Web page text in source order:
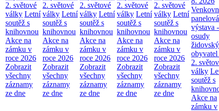
2. světové
války Letní
soutěž s
knihovnou
Akce na
zámku v
roce 2026
Zobrazit
všechny
záznamy
ze dne
2. světové
války Letní
soutěž s
knihovnou
Akce na
zámku v
roce 2026
Zobrazit
všechny
záznamy
ze dne
2. světové
války Letní
soutěž s
knihovnou
Akce na
zámku v
roce 2026
Zobrazit
všechny
záznamy
ze dne
2. světové
války Letní
soutěž s
knihovnou
Akce na
zámku v
roce 2026
Zobrazit
všechny
záznamy
ze dne
2. světové
války Letní
soutěž s
knihovnou
Akce na
zámku v
roce 2026
Zobrazit
všechny
záznamy
ze dne
panelová
výstava -
osudy
obyvatel
2.
války
soutěž s
Akce na
zámku v